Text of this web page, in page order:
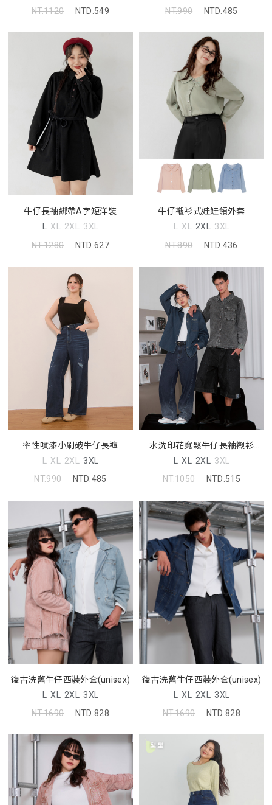
NT.1120
NTD.549
NT.990
NTD.485
牛仔長袖綁帶A字短洋裝
L XL 2XL 3XL
NT.1280
NTD.627
牛仔襯衫式娃娃領外套
L XL 2XL 3XL
NT.890
NTD.436
率性噴漆小刷破牛仔長褲
L XL 2XL 3XL
NT.990
NTD.485
水洗印花寬鬆牛仔長袖襯衫
(unisex)
L XL 2XL 3XL
NT.1050
NTD.515
復古洗舊牛仔西裝外套(unisex)
L XL 2XL 3XL
NT.1690
NTD.828
復古洗舊牛仔西裝外套(unisex)
L XL 2XL 3XL
NT.1690
NTD.828